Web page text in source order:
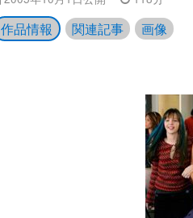
作品情報 関連記事 画像